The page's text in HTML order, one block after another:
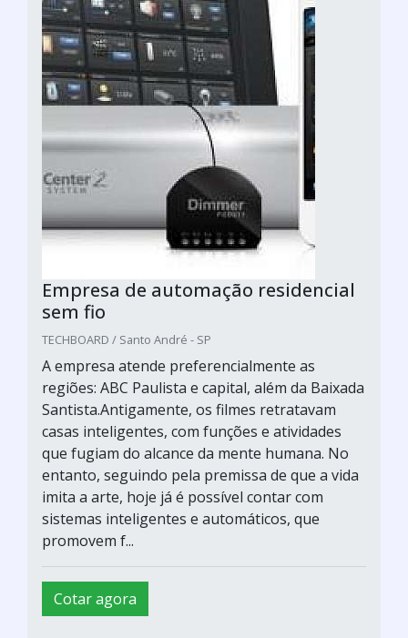
Empresa de automação residencial
sem fio
TECHBOARD / Santo André - SP
A empresa atende preferencialmente as
regiões: ABC Paulista e capital, além da Baixada
Santista.Antigamente, os filmes retratavam
casas inteligentes, com funções e atividades
que fugiam do alcance da mente humana. No
entanto, seguindo pela premissa de que a vida
imita a arte, hoje já é possível contar com
sistemas inteligentes e automáticos, que
promovem f...
Cotar agora